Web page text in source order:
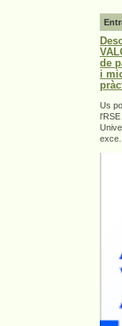
de
i
Us
exce...